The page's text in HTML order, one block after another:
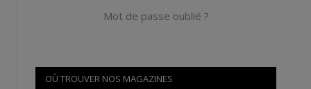
Mot de passe oublié ?
OÙ TROUVER NOS MAGAZINES